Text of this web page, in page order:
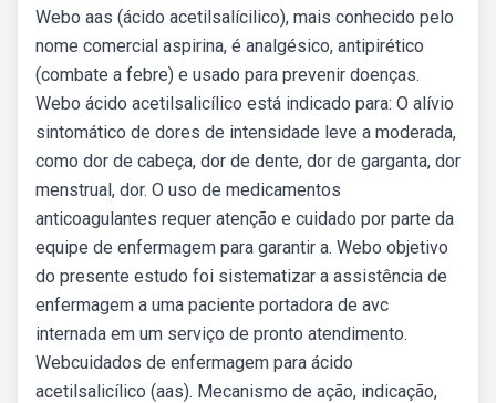
Webo aas (ácido acetilsalícilico), mais conhecido pelo
nome comercial aspirina, é analgésico, antipirético
(combate a febre) e usado para prevenir doenças.
Webo ácido acetilsalicílico está indicado para: O alívio
sintomático de dores de intensidade leve a moderada,
como dor de cabeça, dor de dente, dor de garganta, dor
menstrual, dor. O uso de medicamentos
anticoagulantes requer atenção e cuidado por parte da
equipe de enfermagem para garantir a. Webo objetivo
do presente estudo foi sistematizar a assistência de
enfermagem a uma paciente portadora de avc
internada em um serviço de pronto atendimento.
Webcuidados de enfermagem para ácido
acetilsalicílico (aas). Mecanismo de ação, indicação,